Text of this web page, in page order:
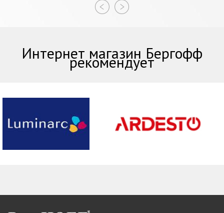
Интернет магазин Бергофф
рекомендует